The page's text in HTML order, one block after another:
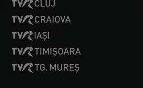
RAMONA AVRAMESCU
O cunoaşte o lume întreagă drept jurnalista ...